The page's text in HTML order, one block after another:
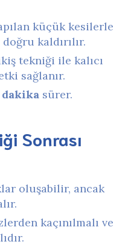
küçük kesilerle
kaldırılır.
tekniği ile kalıcı
sağlanır.
sürer.
Sonrası
oluşabilir, ancak
kaçınılmalı ve